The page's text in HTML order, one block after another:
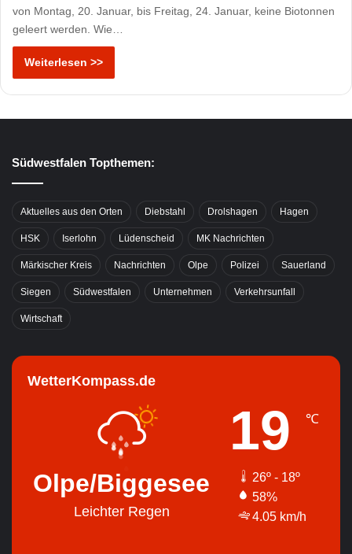
von Montag, 20. Januar, bis Freitag, 24. Januar, keine Biotonnen
geleert werden. Wie…
Weiterlesen >>
Südwestfalen Topthemen:
Aktuelles aus den Orten Diebstahl Drolshagen Hagen
HSK Iserlohn Lüdenscheid MK Nachrichten
Märkischer Kreis Nachrichten Olpe Polizei Sauerland
Siegen Südwestfalen Unternehmen Verkehrsunfall
Wirtschaft
WetterKompass.de
Olpe/Biggesee
Leichter Regen
19 ℃
26º - 18º
58%
4.05 km/h